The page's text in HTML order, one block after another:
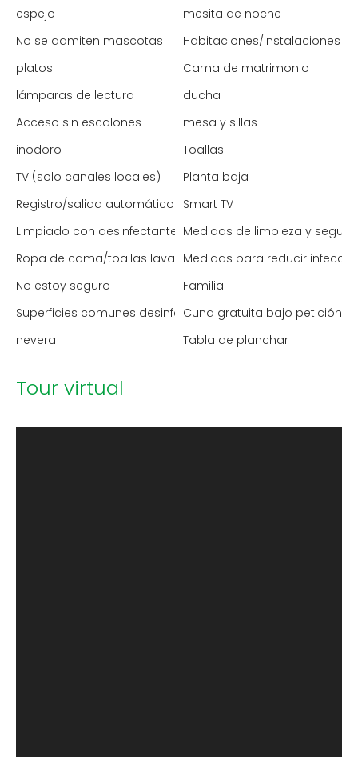
espejo
mesita de noche
No se admiten mascotas
Habitaciones/instalaciones
platos
Cama de matrimonio
lámparas de lectura
ducha
Acceso sin escalones
mesa y sillas
inodoro
Toallas
TV (solo canales locales)
Planta baja
Registro/salida automático
Smart TV
Limpiado con desinfectante Medidas de limpieza y
Ropa de cama/toallas lavadas a alta temperatura
Medidas para reducir
No estoy seguro
Familia
Superficies comunes desinfectadasCuna gratuita bajo petición
nevera
Tabla de planchar
Tour virtual